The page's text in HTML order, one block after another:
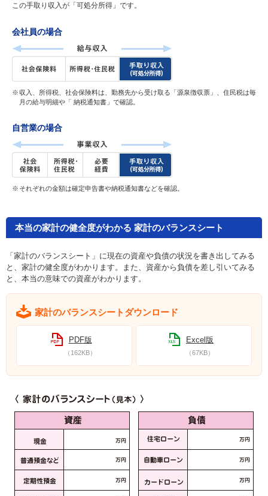
この手取り収入が「可処分所得」です。
会社員の場合
収入、所得税、社会保険料は、勤務先から受け取る「源泉徴収票」、住民税は毎
月の給与明細や「 納税通知書」で確認。
自営業の場合
それぞれの金額は確定申告書や納税通知書などを確認。
本当の家計の健全度がわかる 家計のバランスシート
「家計のバランスシート」に現在の資産や負債の状況を書き出してみる
と、家計の健全度がわかります。また、資産から負債を差し引いてみる
と、本当の意味での資産がわかります。
家計のバランスシートダウンロード
PDF版
（162KB）
Excel版
（67KB）